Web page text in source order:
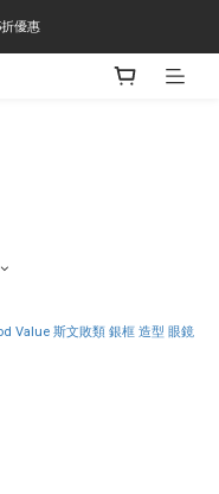
優惠
優惠
兩件750 三件1000 十件3000